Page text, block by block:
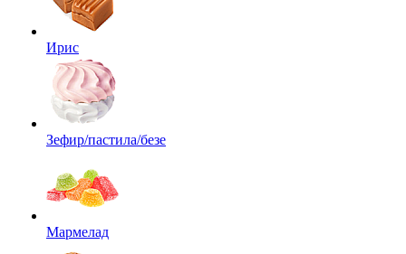
Ирис
Зефир/пастила/безе
Мармелад